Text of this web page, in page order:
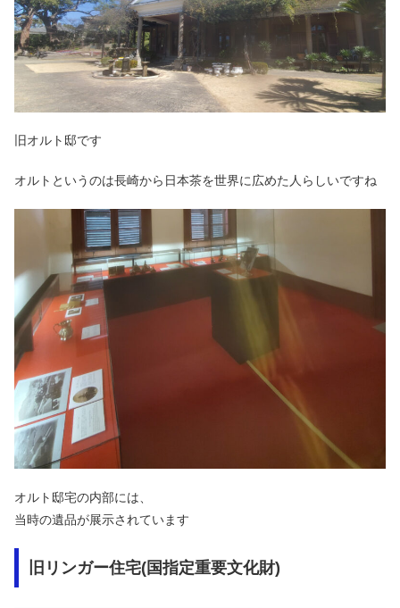
旧オルト邸です
オルトというのは長崎から日本茶を世界に広めた人らしいですね
オルト邸宅の内部には、
当時の遺品が展示されています
旧リンガー住宅(国指定重要文化財)